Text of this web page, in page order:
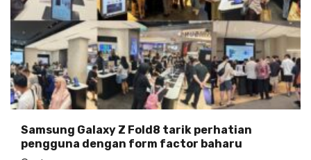
Samsung Galaxy Z Fold8 tarik perhatian
pengguna dengan form factor baharu